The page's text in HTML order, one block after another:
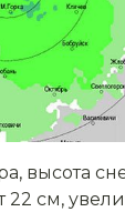
высота
22 см,